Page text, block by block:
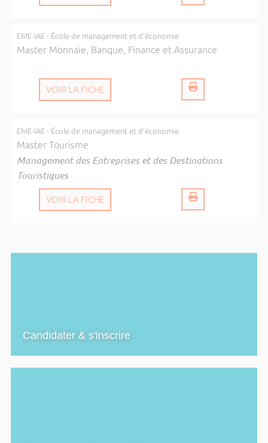
EME-IAE - École de management et d'économie
Master Monnaie, Banque, Finance et Assurance
VOIR LA FICHE
EME-IAE - École de management et d'économie
Master Tourisme
Management des Entreprises et des Destinations
Touristiques
VOIR LA FICHE
Candidater & s'inscrire